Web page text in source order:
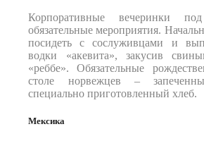
Корпоративные вечеринки
обязательные мероприятия.
посидеть с сослуживцами и
водки «акевита», закусив
«реббе». Обязательные
столе норвежцев –
специально приготовленный хлеб.
Мексика